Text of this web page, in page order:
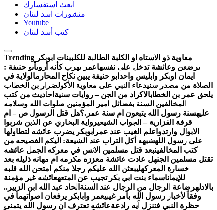
ابعث استفسارك
منشورات اسد لبنان
Youtube
كتب أسد لبنان
Trending معاوية ذو الاستاه او الكلبة الطالبة للكلببنات ابوبكر
يرضعن وعائشة تدخل على نفسهاعمر يهرب كأنه أروىأبو ‏حنيفة ‏:
‏ايمان ‏اوبكر ‏وابليس ‏واحد ابو حنيفة يبين نكاح المحارمالولاية في
الصلاة من مصدر سنيدعاء النبي على معاوية الأكولضرار بن الخطاب
يلحق عمر بن الخطابالاكراد من الجن – روايات سنية احاديث من كتب
المخالفين السنة بفضائل امير المؤمنين صلوات الله وسلامه
عليهسنة رسول الله يتبعون ام سنة عمر.؟هل قتل الرسول ص – ام
قرفة الفزارية – الجواب الشيعيرواية البخاري عن الذين شربوا
الابوال وارتدوا علم الغيب عند عمر ابوبكر يضرب عائشه لتطاولها
على رسول اللهشبهه أكل التراب عند الشيعة: اليكم الفضيحه من
كتب المخالفينبعد قتل مسلمين الانس في معركه الجمل عائشه
تقتل مسلمين الجنهل عادت عائشة معززه مكرمه ام مهانه ذليله بعد
خسارة المعركهليبعثن الله عليكم رجلا منكم امتحن الله قلبه
للإيماناسماء بنت ابي بكر تجيب عن المتعهعائشه غير مؤمنة
بالادلهرضاعة الرجال من الرجال عند السنة الحاد عبد الله ابن الزبير..
وفقاً لأخبار رسول الله بأمر غيبيعمر وابابكر يرفعان اصواتهما في
حظرة النبي فتنزل آيه رادعةعائشه تعترف ان رسول الله يتمنى